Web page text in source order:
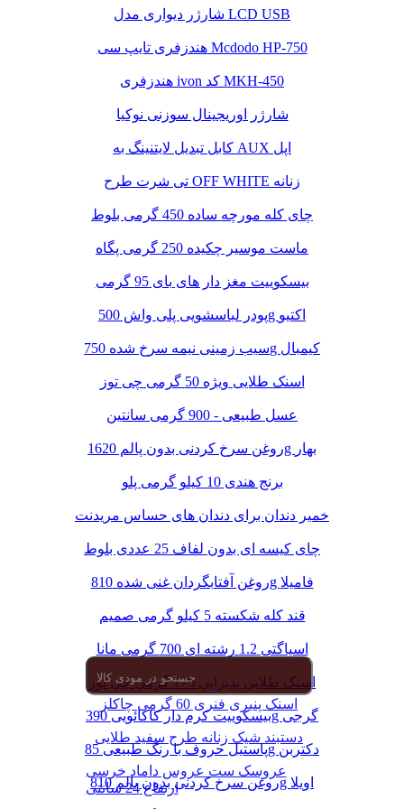
اسنک پنیری فنری 60 گرمی چاکلز
دستبند شیک زنانه طرح سفید طلایی
عروسک ست عروس داماد خرسی
ارتفاع 24 سانتی
شارژر دیواری مدل LCD USB
هندزفری تایپ سی Mcdodo HP-750
هندزفری ivon کد MKH-450
شارژر اوریجینال سوزنی نوکیا
کابل تبدیل لایتنینگ به AUX اپل
تی شرت طرح OFF WHITE زنانه
چای کله مورچه ساده 450 گرمی بلوط
ماست موسیر چکیده 250 گرمی پگاه
بیسکوییت مغز دار های بای 95 گرمی
پودر لباسشویی پلی واش 500g اکتیو
سیب زمینی نیمه سرخ شده 750g کیمبال
اسنک طلایی ویژه 50 گرمی چی توز
عسل طبیعی - 900 گرمی سانتین
روغن سرخ کردنی بدون پالم 1620g بهار
برنج هندی 10 کیلو گرمی پلو
خمیر دندان برای دندان های حساس مریدنت
چای کیسه ای بدون لفاف 25 عددی بلوط
روغن آفتابگردان غنی شده 810g فامیلا
قند کله شکسته 5 کیلو گرمی صمیم
اسپاگتی 1.2 رشته ای 700 گرمی مانا
اسنک طلایی پذیرایی 175 گرمی چی توز
بیسکوییت کرم دار کاکائویی 390g گرجی
پاستیل حروف با رنگ طبیعی 85g دکتربن
روغن سرخ کردنی بدون پالم 810g اویلا